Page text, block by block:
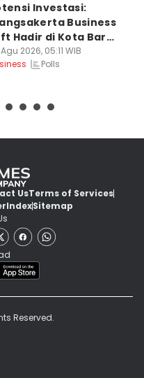
Investasi:
Business
Hadir di Kota Baru
2026, 05:11 WIB
Polls
UsTerms of Services
IndexSitemap
Reserved.